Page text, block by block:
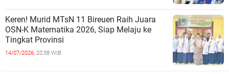
Keren! Murid MTsN 11 Bireuen Raih Juara
OSN-K Matematika 2026, Siap Melaju ke
Tingkat Provinsi
14/07/2026, 20:38 WIB